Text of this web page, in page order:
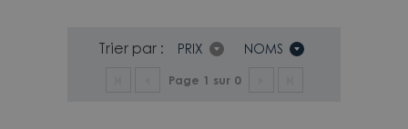
Trier par : PRIX NOMS
Page 1 sur 0